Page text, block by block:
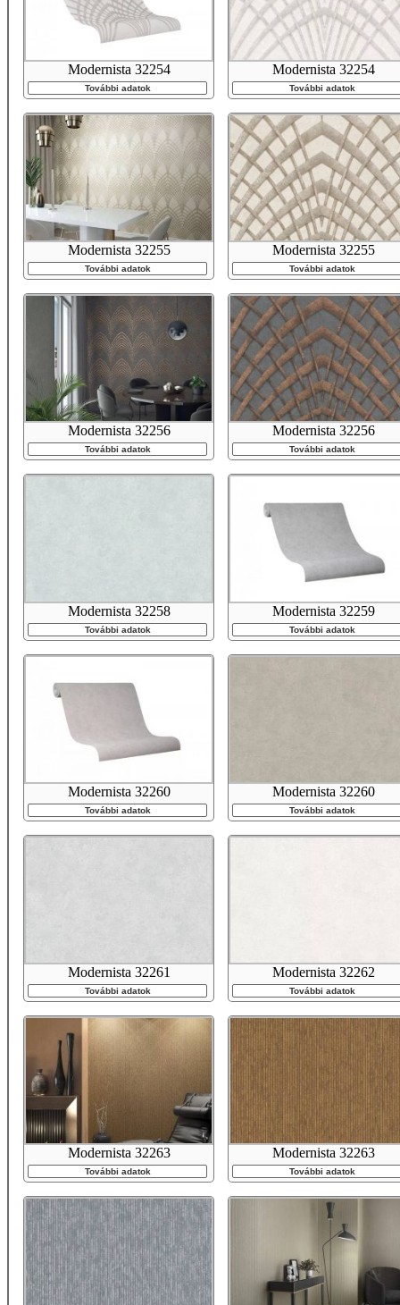
Modernista 32254
További adatok
Modernista 32254
További adatok
Modernista 32255
További adatok
Modernista 32255
További adatok
Modernista 32256
További adatok
Modernista 32256
További adatok
Modernista 32258
További adatok
Modernista 32259
További adatok
Modernista 32260
További adatok
Modernista 32260
További adatok
Modernista 32261
További adatok
Modernista 32262
További adatok
Modernista 32263
További adatok
Modernista 32263
További adatok